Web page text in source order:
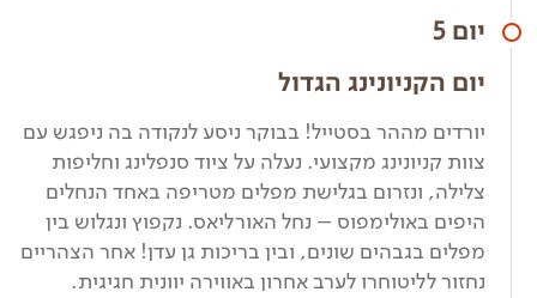
יום 5
יום הקניונינג הגדול
יורדים מההר בסטייל! בבוקר ניסע לנקודה בה ניפגש עם
צוות קניונינג מקצועי. נעלה על ציוד סנפלינג וחליפות
צלילה, ונזרום בגלישת מפלים מטריפה באחד הנחלים
היפים באולימפוס – נחל האורליאס. נקפוץ ונגלוש בין
מפלים בגבהים שונים, ובין בריכות גן עדן! אחר הצהריים
נחזור לליטוחרו לערב אחרון באווירה יוונית חגיגית.